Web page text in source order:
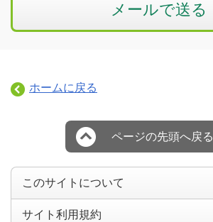
メールで送る
ホームに戻る
ページの先頭へ戻る
このサイトについて
サイト利用規約